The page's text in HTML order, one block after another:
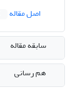
اصل مقاله
سابقه مقاله
هم رسانی